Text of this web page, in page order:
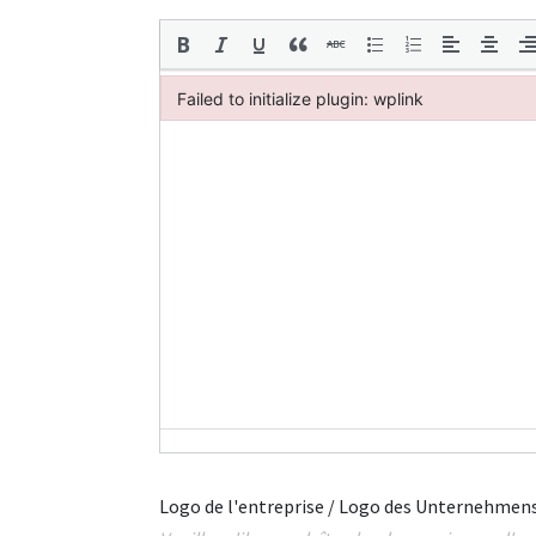
Logo de l'entreprise / Logo des
Failed to initialize plugin: wplink
Failed to initialize plugin: wplink